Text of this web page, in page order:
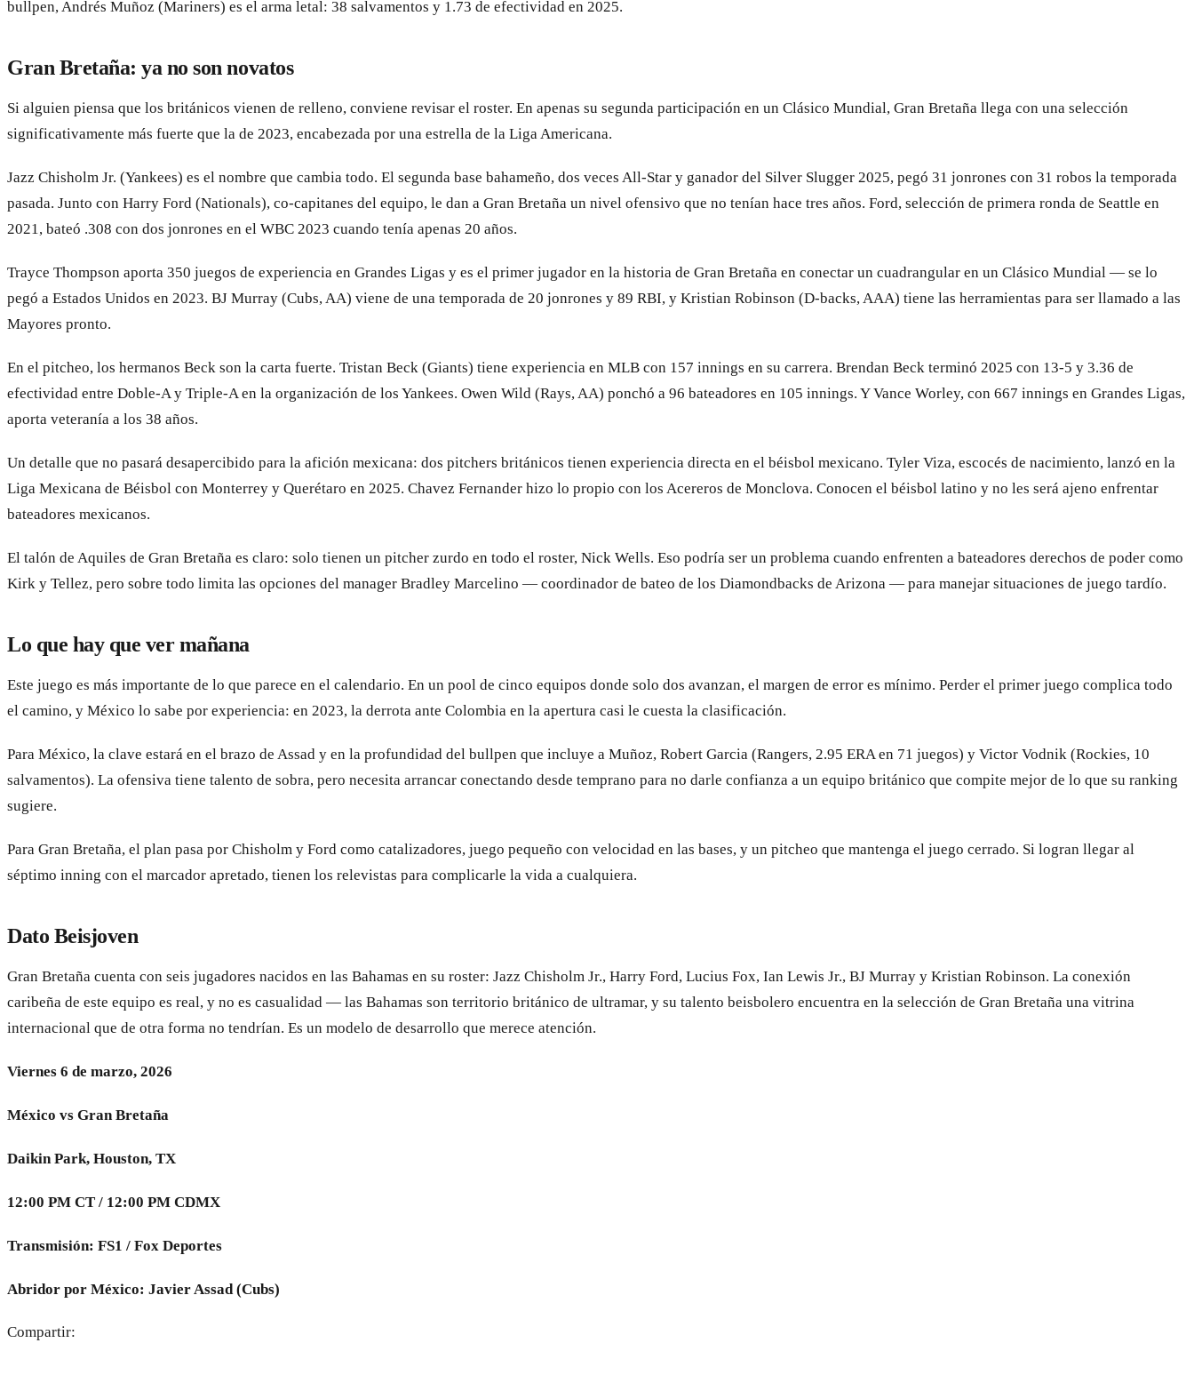
bullpen, Andrés Muñoz (Mariners) es el arma letal: 38 salvamentos y 1.73 de efectividad en 2025.
Gran Bretaña: ya no son novatos
Si alguien piensa que los británicos vienen de relleno, conviene revisar el roster. En apenas su segunda participación en un Clásico Mundial, Gran Bretaña llega con una selección
significativamente más fuerte que la de 2023, encabezada por una estrella de la Liga Americana.
Jazz Chisholm Jr. (Yankees) es el nombre que cambia todo. El segunda base bahameño, dos veces All-Star y ganador del Silver Slugger 2025, pegó 31 jonrones con 31 robos la temporada
pasada. Junto con Harry Ford (Nationals), co-capitanes del equipo, le dan a Gran Bretaña un nivel ofensivo que no tenían hace tres años. Ford, selección de primera ronda de Seattle en
2021, bateó .308 con dos jonrones en el WBC 2023 cuando tenía apenas 20 años.
Trayce Thompson aporta 350 juegos de experiencia en Grandes Ligas y es el primer jugador en la historia de Gran Bretaña en conectar un cuadrangular en un Clásico Mundial — se lo
pegó a Estados Unidos en 2023. BJ Murray (Cubs, AA) viene de una temporada de 20 jonrones y 89 RBI, y Kristian Robinson (D-backs, AAA) tiene las herramientas para ser llamado a las
Mayores pronto.
En el pitcheo, los hermanos Beck son la carta fuerte. Tristan Beck (Giants) tiene experiencia en MLB con 157 innings en su carrera. Brendan Beck terminó 2025 con 13-5 y 3.36 de
efectividad entre Doble-A y Triple-A en la organización de los Yankees. Owen Wild (Rays, AA) ponchó a 96 bateadores en 105 innings. Y Vance Worley, con 667 innings en Grandes Ligas,
aporta veteranía a los 38 años.
Un detalle que no pasará desapercibido para la afición mexicana: dos pitchers británicos tienen experiencia directa en el béisbol mexicano. Tyler Viza, escocés de nacimiento, lanzó en la
Liga Mexicana de Béisbol con Monterrey y Querétaro en 2025. Chavez Fernander hizo lo propio con los Acereros de Monclova. Conocen el béisbol latino y no les será ajeno enfrentar
bateadores mexicanos.
El talón de Aquiles de Gran Bretaña es claro: solo tienen un pitcher zurdo en todo el roster, Nick Wells. Eso podría ser un problema cuando enfrenten a bateadores derechos de poder como
Kirk y Tellez, pero sobre todo limita las opciones del manager Bradley Marcelino — coordinador de bateo de los Diamondbacks de Arizona — para manejar situaciones de juego tardío.
Lo que hay que ver mañana
Este juego es más importante de lo que parece en el calendario. En un pool de cinco equipos donde solo dos avanzan, el margen de error es mínimo. Perder el primer juego complica todo
el camino, y México lo sabe por experiencia: en 2023, la derrota ante Colombia en la apertura casi le cuesta la clasificación.
Para México, la clave estará en el brazo de Assad y en la profundidad del bullpen que incluye a Muñoz, Robert Garcia (Rangers, 2.95 ERA en 71 juegos) y Victor Vodnik (Rockies, 10
salvamentos). La ofensiva tiene talento de sobra, pero necesita arrancar conectando desde temprano para no darle confianza a un equipo británico que compite mejor de lo que su ranking
sugiere.
Para Gran Bretaña, el plan pasa por Chisholm y Ford como catalizadores, juego pequeño con velocidad en las bases, y un pitcheo que mantenga el juego cerrado. Si logran llegar al
séptimo inning con el marcador apretado, tienen los relevistas para complicarle la vida a cualquiera.
Dato Beisjoven
Gran Bretaña cuenta con seis jugadores nacidos en las Bahamas en su roster: Jazz Chisholm Jr., Harry Ford, Lucius Fox, Ian Lewis Jr., BJ Murray y Kristian Robinson. La conexión
caribeña de este equipo es real, y no es casualidad — las Bahamas son territorio británico de ultramar, y su talento beisbolero encuentra en la selección de Gran Bretaña una vitrina
internacional que de otra forma no tendrían. Es un modelo de desarrollo que merece atención.
Viernes 6 de marzo, 2026
México vs Gran Bretaña
Daikin Park, Houston, TX
12:00 PM CT / 12:00 PM CDMX
Transmisión: FS1 / Fox Deportes
Abridor por México: Javier Assad (Cubs)
Compartir: